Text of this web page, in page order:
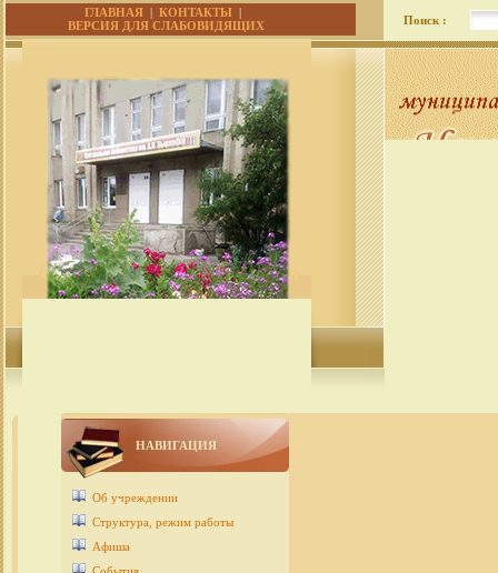
ГЛАВНАЯ |КОНТАКТЫ |
ВЕРСИЯ ДЛЯ СЛАБОВИДЯЩИХ
Поиск :
НАВИГАЦИЯ
Об учреждении
Структура, режим работы
Афиша